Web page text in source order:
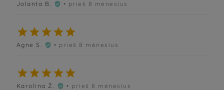
Jolanta B.  • prieš 8 mėnesius

Agne S.  • prieš 8 mėnesius

Karolina Ž.  • prieš 8 mėnesius